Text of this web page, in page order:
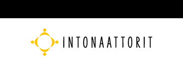
sisältöön